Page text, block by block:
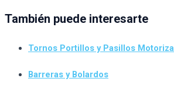
También puede interesarte
Tornos Portillos y Pasillos
Barreras y Bolardos